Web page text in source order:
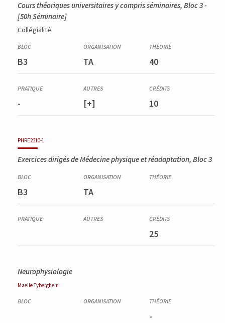
Cours théoriques universitaires y compris séminaires, Bloc 3-
[50h Séminaire]
Collégialité
B3 TA 40
- [+] 10
PHRE2310-1
Exercices dirigés de Médecine physique et réadaptation, Bloc 3
B3 TA
25
Neurophysiologie
MaelleTyberghein
-